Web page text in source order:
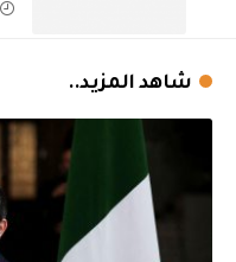
شاهد المزيد..